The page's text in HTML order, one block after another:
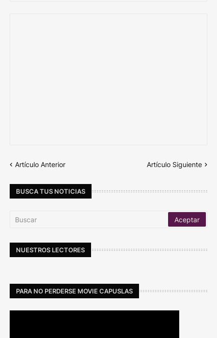
Artículo Anterior Artículo Siguiente
BUSCA TUS NOTICIAS
NUESTROS LECTORES
PARA NO PERDERSE MOVIE CAPUSLAS